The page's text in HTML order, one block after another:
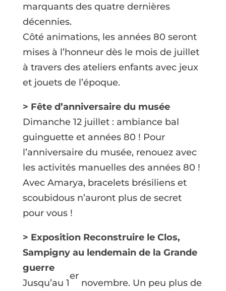
marquants des quatre dernières
décennies.
Côté animations, les années 80 seront
mises à l’honneur dès le mois de juillet
à travers des ateliers enfants avec jeux
et jouets de l’époque.
> Fête d’anniversaire du musée
Dimanche 12 juillet : ambiance bal
guinguette et années 80 ! Pour
l’anniversaire du musée, renouez avec
les activités manuelles des années 80 !
Avec Amarya, bracelets brésiliens et
scoubidous n’auront plus de secret
pour vous !
> Exposition Reconstruire le Clos,
Sampigny au lendemain de la Grande
guerre
Jusqu’au 1
er
novembre. Un peu plus de